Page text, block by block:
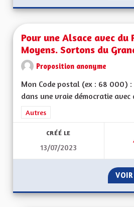
Pour une Alsace avec du
Moyens. Sortons du
Proposition anonyme
Mon Code postal (ex : 68 000)
dans une vraie démocratie avec
Filtrer les résultats de la catégorie
Autres
CRÉÉ LE
13/07/2023